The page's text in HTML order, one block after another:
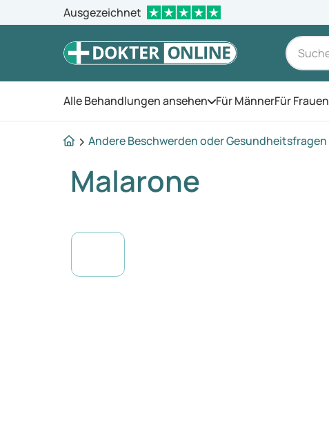
Ausgezeichnet
Alle Behandlungen ansehen Öffnen Sie das Menü
Für MännerFür Frauen
Andere Beschwerden oder Gesundheitsfragen
Malarone